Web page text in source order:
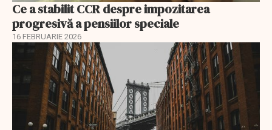
Ce a stabilit CCR despre impozitarea
progresivă a pensiilor speciale
16 FEBRUARIE 2026